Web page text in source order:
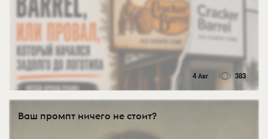
4 Авг 383
Ваш промпт ничего не стоит?